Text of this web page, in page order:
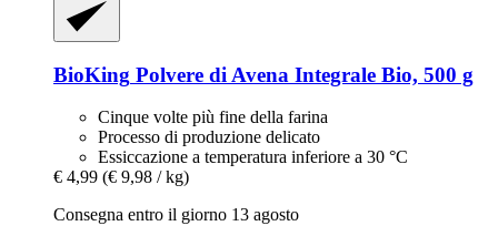
BioKing Polvere di Avena Integrale Bio, 500 g
Cinque volte più fine della farina
Processo di produzione delicato
Essiccazione a temperatura inferiore a 30 °C
€ 4,99 (€ 9,98 / kg)
Consegna entro il giorno 13 agosto